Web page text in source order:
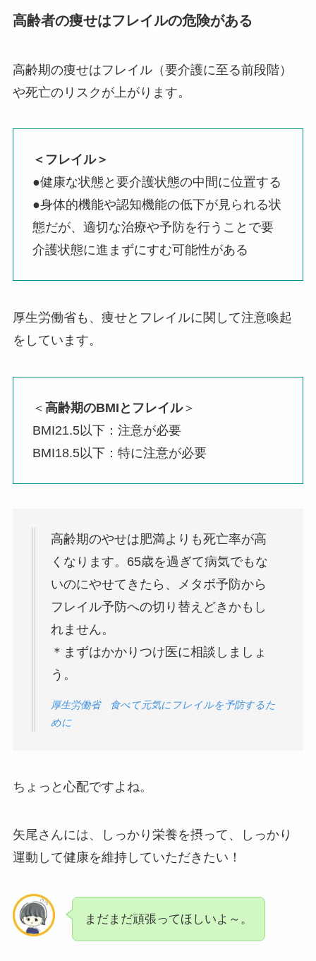
高齢者の痩せはフレイルの危険がある
高齢期の痩せはフレイル（要介護に至る前段階）
や死亡のリスクが上がります。
＜フレイル＞
●健康な状態と要介護状態の中間に位置する
●身体的機能や認知機能の低下が見られる状
態だが、適切な治療や予防を行うことで要
介護状態に進まずにすむ可能性がある
厚生労働省も、痩せとフレイルに関して注意喚起
をしています。
＜ 高齢期のBMIとフレイル＞
BMI21.5以下：注意が必要
BMI18.5以下：特に注意が必要
高齢期のやせは肥満よりも死亡率が高
くなります。65歳を過ぎて病気でもな
いのにやせてきたら、メタボ予防から
フレイル予防への切り替えどきかもし
れません。
＊まずはかかりつけ医に相談しましょ
う。
厚生労働省 食べて元気にフレイルを予防するた
めに
ちょっと心配ですよね。
矢尾さんには、しっかり栄養を摂って、しっかり
運動して健康を維持していただきたい！
まだまだ頑張ってほしいよ～。